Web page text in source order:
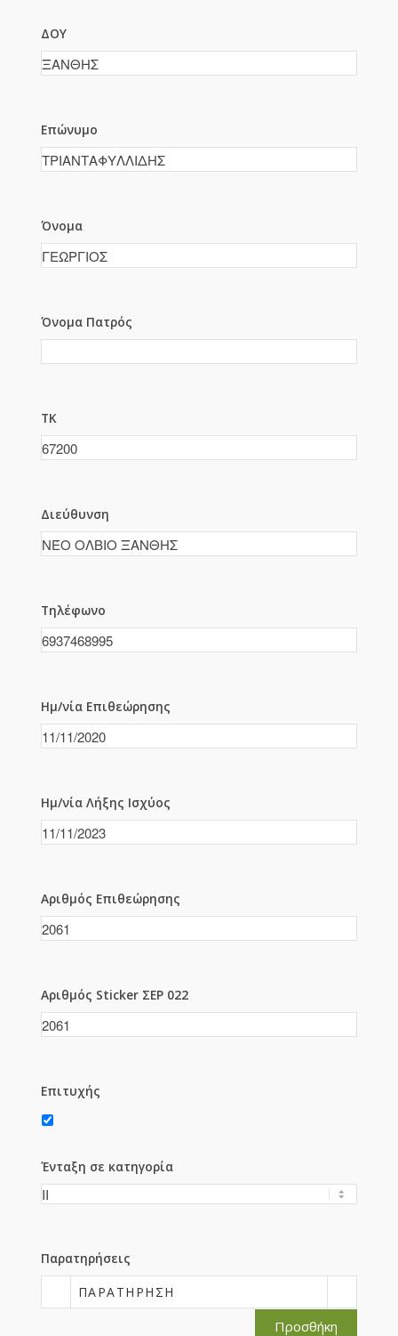
ΔΟΥ
Επώνυμο
Όνομα
Όνομα Πατρός
ΤΚ
Διεύθυνση
Τηλέφωνο
Ημ/νία Επιθεώρησης
Ημ/νία Λήξης Ισχύος
Αριθμός Επιθεώρησης
Αριθμός Sticker ΣΕΡ 022
Επιτυχής
Ένταξη σε κατηγορία
Παρατηρήσεις
ΠΑΡΑΤΉΡΗΣΗ
Προσθήκη